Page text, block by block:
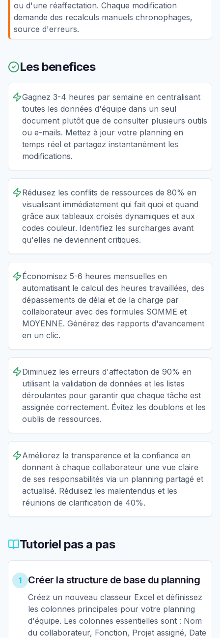
ou d'une réaffectation. Chaque modification
demande des recalculs manuels chronophages,
source d'erreurs.
Les benefices
Gagnez 3-4 heures par semaine en centralisant
toutes les données d'équipe dans un seul
document plutôt que de consulter plusieurs outils
ou e-mails. Mettez à jour votre planning en
temps réel et partagez instantanément les
modifications.
Réduisez les conflits de ressources de 80% en
visualisant immédiatement qui fait quoi et quand
grâce aux tableaux croisés dynamiques et aux
codes couleur. Identifiez les surcharges avant
qu'elles ne deviennent critiques.
Économisez 5-6 heures mensuelles en
automatisant le calcul des heures travaillées, des
dépassements de délai et de la charge par
collaborateur avec des formules SOMME et
MOYENNE. Générez des rapports d'avancement
en un clic.
Diminuez les erreurs d'affectation de 90% en
utilisant la validation de données et les listes
déroulantes pour garantir que chaque tâche est
assignée correctement. Évitez les doublons et les
oublis de ressources.
Améliorez la transparence et la confiance en
donnant à chaque collaborateur une vue claire
de ses responsabilités via un planning partagé et
actualisé. Réduisez les malentendus et les
réunions de clarification de 40%.
Tutoriel pas a pas
1 Créer la structure de base du planning
Créez un nouveau classeur Excel et définissez
les colonnes principales pour votre planning
d'équipe. Les colonnes essentielles sont : Nom
du collaborateur, Fonction, Projet assigné, Date